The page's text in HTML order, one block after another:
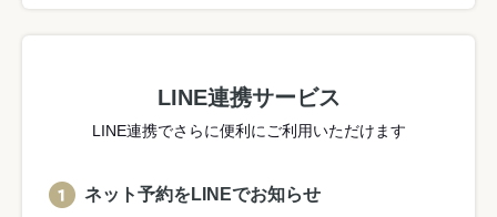
LINE連携サービス
LINE連携でさらに便利にご利用いただけます
ネット予約をLINEでお知らせ